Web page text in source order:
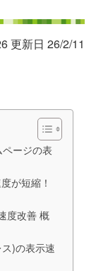
更新日 26/2/11
ージの表
が短縮！
度改善 概
)の表示速